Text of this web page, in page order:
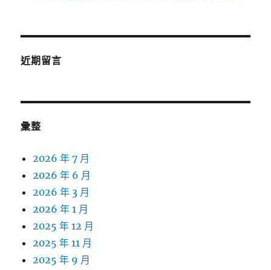
近期留言
彙整
2026 年 7 月
2026 年 6 月
2026 年 3 月
2026 年 1 月
2025 年 12 月
2025 年 11 月
2025 年 9 月